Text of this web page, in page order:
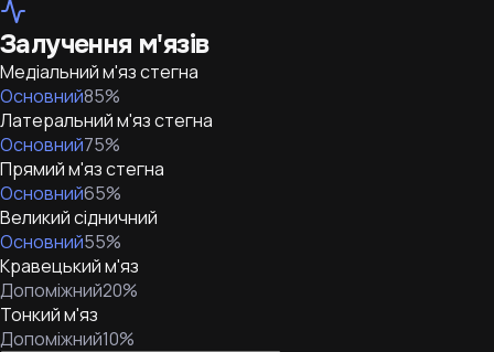
Залучення м'язів
Медіальний м'яз стегна
Основний85%
Латеральний м'яз стегна
Основний75%
Прямий м'яз стегна
Основний65%
Великий сідничний
Основний55%
Кравецький м'яз
Допоміжний20%
Тонкий м'яз
Допоміжний10%